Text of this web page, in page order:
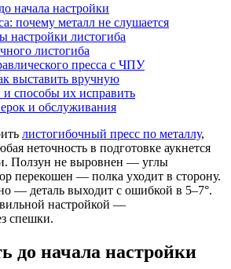
начала настройки
почему металл не слушается
настройки листогиба
листогиба
пресса с ЧПУ
выставить вручную
способы их исправить
и обслуживания
листогибочный пресс по металлу,
неточность в подготовке аукнется
Ползун не выровнен — углы
перекошен — полка уходит в сторону.
— деталь выходит с ошибкой в 5–7°.
настройкой —
спешки.
до начала настройки